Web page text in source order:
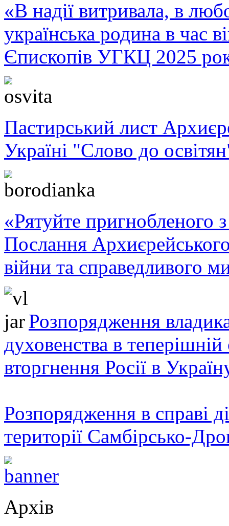
«В надії витривала, в
українська родина в час
Єпископів УГКЦ 2025
Пастирський лист
Україні "Слово до
«Рятуйте пригнобленого
Послання
війни та справедливого
Розпорядження
духовенства в теперішній
вторгнення Росії в
Розпорядження в справі
території Самбірсько-
Архів